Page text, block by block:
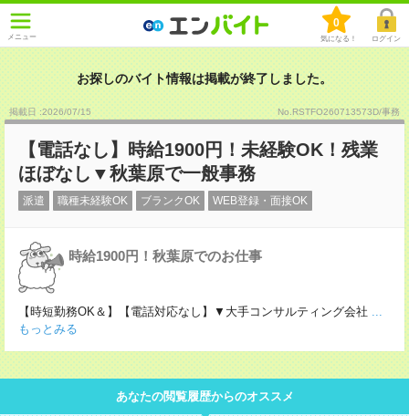
メニュー
0
気になる！ ログイン
お探しのバイト情報は掲載が終了しました。
掲載日 :2026/07/15 No.RSTFO260713573D/事務
【電話なし】時給1900円！未経験OK！残業
ほぼなし▼秋葉原で一般事務
派遣 職種未経験OK ブランクOK WEB登録・面接OK
時給1900円！秋葉原でのお仕事
【時短勤務OK＆】【電話対応なし】▼大手コンサルティング会社 ...
もっとみる
あなたの閲覧履歴からのオススメ